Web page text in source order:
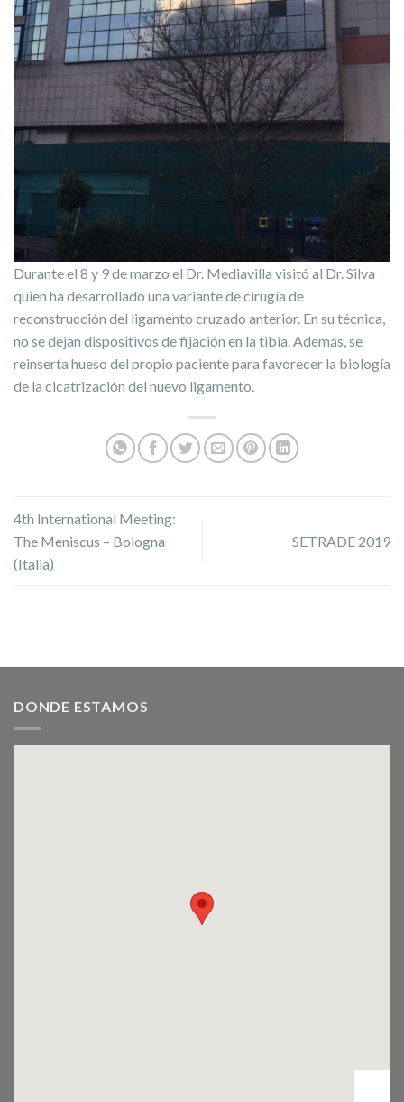
Durante el 8 y 9 de marzo el Dr. Mediavilla visitó al Dr. Silva
quien ha desarrollado una variante de cirugía de
reconstrucción del ligamento cruzado anterior. En su técnica,
no se dejan dispositivos de fijación en la tibia. Además, se
reinserta hueso del propio paciente para favorecer la biología
de la cicatrización del nuevo ligamento.
4th International Meeting:
The Meniscus – Bologna
(Italia)
SETRADE 2019
DONDE ESTAMOS